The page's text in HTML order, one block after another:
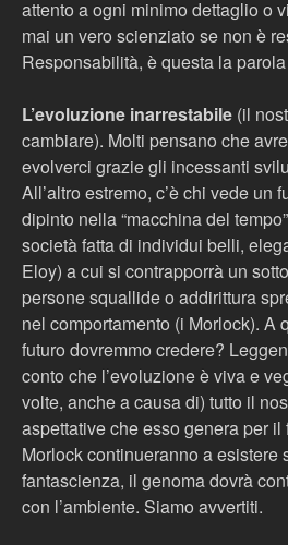
attento a ogni minimo dettaglio o
mai un vero scienziato se non è
Responsabilità, è questa la
L’evoluzione inarrestabile (il
cambiare). Molti pensano che
evolverci grazie gli incessanti
All’altro estremo, c’è chi vede un
dipinto nella “macchina del
società fatta di individui belli,
Eloy) a cui si contrapporrà un
persone squallide o addirittura
nel comportamento (i Morlock). A
futuro dovremmo credere?
conto che l’evoluzione è viva e
volte, anche a causa di) tutto il
aspettative che esso genera per
Morlock continueranno a esistere
fantascienza, il genoma dovrà
con l’ambiente. Siamo avvertiti.